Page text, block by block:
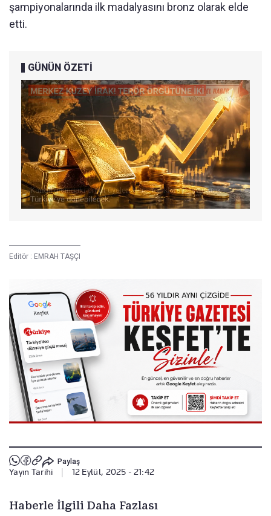
şampiyonalarında ilk madalyasını bronz olarak elde
etti.
GÜNÜN ÖZETİ
Editör : EMRAH TAŞÇI
Paylaş
Yayın Tarihi 12 Eylül, 2025 - 21:42
Haberle İlgili Daha Fazlası